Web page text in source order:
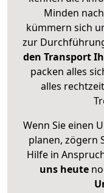
Minden
kümmern sich
zur
den Transport
packen alles
alles
Wenn Sie einen
planen, zögern
Hilfe in
uns heute